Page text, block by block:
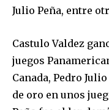
Julio Peña, entre
Castulo Valdez
juegos
Canada, Pedro
de oro en unos